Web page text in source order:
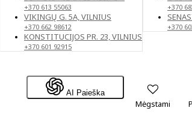
+370 613 55063
VIKINGŲ G. 5A, VILNIUS
+370 662 98612
KONSTITUCIJOS PR. 23, VILNIUS
+370 601 92915
+370
+370
AI Paieška
Mėgstami